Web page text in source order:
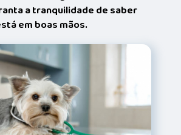
a tranquilidade de saber
em boas mãos.